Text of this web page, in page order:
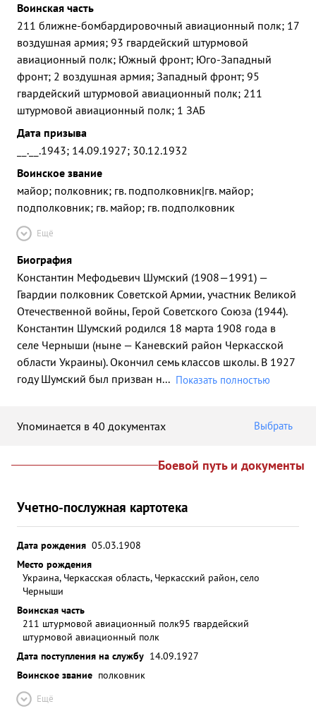
Воинская часть
211 ближне-бомбардировочный авиационный полк; 17
воздушная армия; 93 гвардейский штурмовой
авиационный полк; Южный фронт; Юго-Западный
фронт; 2 воздушная армия; Западный фронт; 95
гвардейский штурмовой авиационный полк; 211
штурмовой авиационный полк; 1 ЗАБ
Дата призыва
__.__.1943; 14.09.1927; 30.12.1932
Воинское звание
майор; полковник; гв. подполковник|гв. майор;
подполковник; гв. майор; гв. подполковник
Ещё
Биография
Константин Мефодьевич Шумский (1908—1991) —
Гвардии полковник Советской Армии, участник Великой
Отечественной войны, Герой Советского Союза (1944).
Константин Шумский родился 18 марта 1908 года в
селе Черныши (ныне — Каневский район Черкасской
области Украины). Окончил семь классов школы. В 1927
году Шумский был призван н... Показать полностью
Упоминается в 40 документах Выбрать
Боевой путь и документы
Учетно-послужная картотека
Дата рождения 05.03.1908
Место рождения
Украина, Черкасская область, Черкасский район, село
Черныши
Воинская часть
211 штурмовой авиационный полк95 гвардейский
штурмовой авиационный полк
Дата поступления на службу 14.09.1927
Воинское звание полковник
Ещё